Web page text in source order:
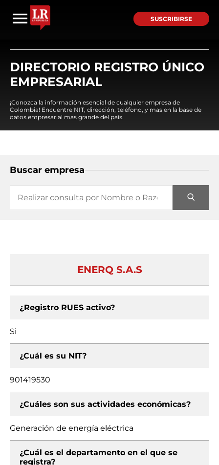
SUSCRIBIRSE
DIRECTORIO REGISTRO ÚNICO
EMPRESARIAL
¡Conozca la información esencial de cualquier empresa de
Colombia! Encuentre NIT, dirección, teléfono, y mas en la base de
datos empresarial mas grande del país.
Buscar empresa
ENERQ S.A.S
¿Registro RUES activo?
Si
¿Cuál es su NIT?
901419530
¿Cuáles son sus actividades económicas?
Generación de energía eléctrica
¿Cuál es el departamento en el que se
registra?